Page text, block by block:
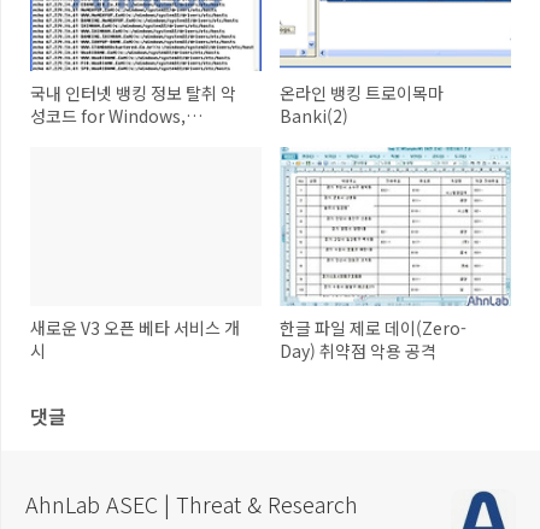
국내 인터넷 뱅킹 정보 탈취 악
성코드 for Windows,
온라인 뱅킹 트로이목마
Banki(2)
새로운 V3 오픈 베타 서비스 개
시
한글 파일 제로 데이(Zero-
Day) 취약점 악용 공격
댓글
AhnLab ASEC | Threat & Research